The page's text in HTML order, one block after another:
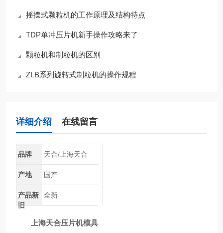
摇摆式颗粒机的工作原理及结构特点
TDP单冲压片机新手操作攻略来了
颗粒机和制粒机的区别
ZLB系列旋转式制粒机的操作规程
详细介绍 在线留言
品牌 天合/上海天合
产地 国产
产品新
旧
全新
上海天合压片机模具